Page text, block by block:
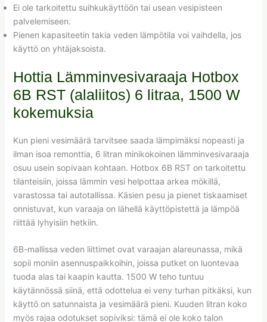
Ei ole tarkoitettu suihkukäyttöön tai usean vesipisteen
palvelemiseen.
Pienen kapasiteetin takia veden lämpötila voi vaihdella, jos
käyttö on yhtäjaksoista.
Hottia Lämminvesivaraaja Hotbox
6B RST (alaliitos) 6 litraa, 1500 W
kokemuksia
Kun pieni vesimäärä tarvitsee saada lämpimäksi nopeasti ja
ilman isoa remonttia, 6 litran minikokoinen lämminvesivaraaja
osuu usein sopivaan kohtaan. Hotbox 6B RST on tarkoitettu
tilanteisiin, joissa lämmin vesi helpottaa arkea mökillä,
varastossa tai autotallissa. Käsien pesu ja pienet tiskaamiset
onnistuvat, kun varaaja on lähellä käyttöpistettä ja lämpöä
riittää lyhyisiin hetkiin.
6B-mallissa veden liittimet ovat varaajan alareunassa, mikä
sopii moniin asennuspaikkoihin, joissa putket on luontevaa
tuoda alas tai kaapin kautta. 1500 W teho tuntuu
käytännössä siinä, että odottelua ei veny turhan pitkäksi, kun
käyttö on satunnaista ja vesimäärä pieni. Kuuden litran koko
myös rajaa odotukset sopiviksi: tämä ei ole koko talon